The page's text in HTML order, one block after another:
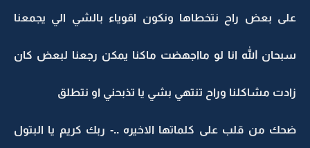
على بعض راح نتخطاها ونكون اقوياء بالشي الي يجمعنا
سبحان الله انا لو مااجهضت ماكنا يمكن رجعنا لبعض كان
زادت مشاكلنا وراح تنتهي بشي يا تذبحني او نتطلق
ضحك من قلب على كلماتها الاخيره ..- ربك كريم يا البتول